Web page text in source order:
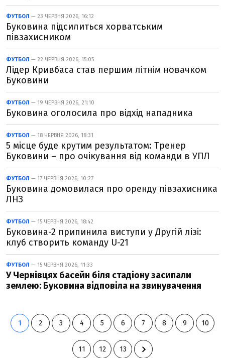
ФУТБОЛ — 23 ЧЕРВНЯ 2026, 16:12
Буковина підсилиться хорватським
півзахисником
ФУТБОЛ — 22 ЧЕРВНЯ 2026, 15:05
Лідер Кривбаса став першим літнім новачком
Буковини
ФУТБОЛ — 19 ЧЕРВНЯ 2026, 21:10
Буковина оголосила про відхід нападника
ФУТБОЛ — 18 ЧЕРВНЯ 2026, 18:31
5 місце буде крутим результатом: Тренер
Буковини – про очікування від команди в УПЛ
ФУТБОЛ — 17 ЧЕРВНЯ 2026, 10:27
Буковина домовилася про оренду півзахисника
ЛНЗ
ФУТБОЛ — 15 ЧЕРВНЯ 2026, 18:42
Буковина-2 припинила виступи у Другій лізі:
клуб створить команду U-21
ФУТБОЛ — 15 ЧЕРВНЯ 2026, 11:33
У Чернівцях басейн біля стадіону засипали
землею: Буковина відповіла на звинувачення
1 2 3 4 5 6 7 8 9 10
11 12 13